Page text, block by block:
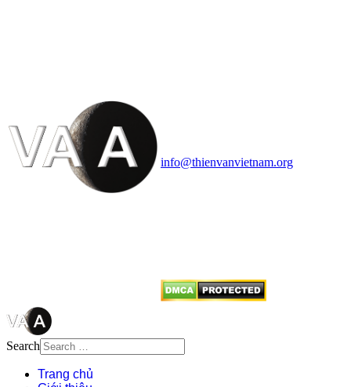
info@thienvanvietnam.org
Search
Trang chủ